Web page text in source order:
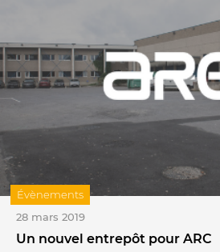
28 mars 2019
Un nouvel entrepôt pour ARC
Évènements